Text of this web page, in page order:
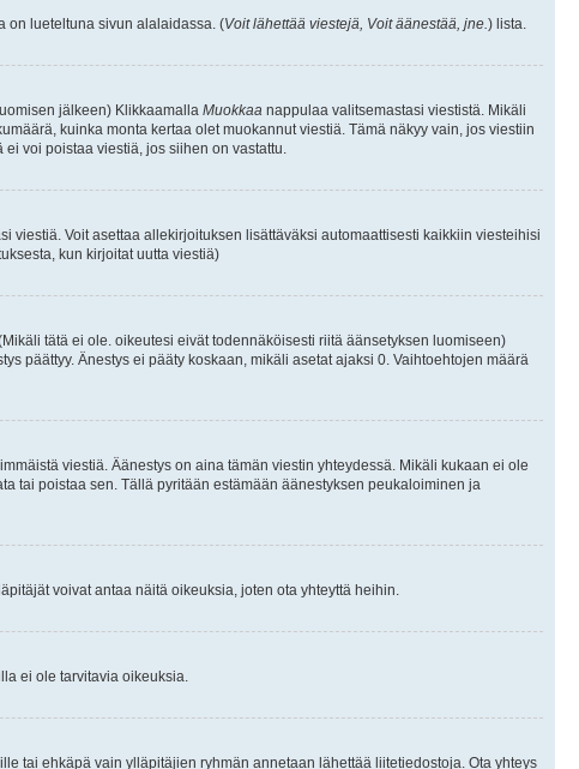
on lueteltuna sivun alalaidassa. (Voit lähettää viestejä, Voit äänestää, jne. ) lista.
jälkeen) Klikkaamalla Muokkaa nappulaa valitsemastasi viestistä. Mikäli
kuinka monta kertaa olet muokannut viestiä. Tämä näkyy vain, jos viestiin
voi poistaa viestiä, jos siihen on vastattu.
viestiä. Voit asettaa allekirjoituksen lisättäväksi automaattisesti kaikkiin viesteihisi
kun kirjoitat uutta viestiä)
(Mikäli tätä ei ole. oikeutesi eivät todennäköisesti riitä äänsetyksen luomiseen)
päättyy. Änestys ei pääty koskaan, mikäli asetat ajaksi 0. Vaihtoehtojen määrä
viestiä. Äänestys on aina tämän viestin yhteydessä. Mikäli kukaan ei ole
tai poistaa sen. Tällä pyritään estämään äänestyksen peukaloiminen ja
voivat antaa näitä oikeuksia, joten ota yhteyttä heihin.
ei ole tarvitavia oikeuksia.
tai ehkäpä vain ylläpitäjien ryhmän annetaan lähettää liitetiedostoja. Ota yhteys